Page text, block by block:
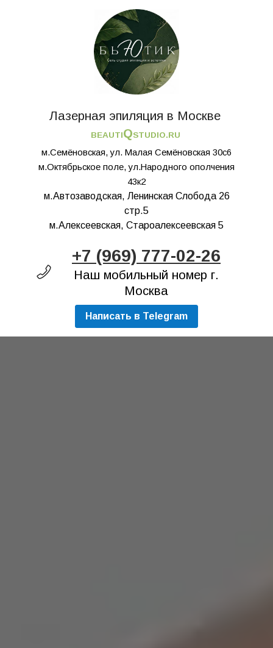
Лазерная эпиляция в Москве
BEAUTIQSTUDIO.RU
м.Семёновская, ул. Малая Семёновская 30с6
м.Октябрьское поле, ул.Народного ополчения
43к2
м.Автозаводская, Ленинская Слобода 26
стр.5
м.Алексеевская, Староалексеевская 5
+7 (969) 777-02-26
Наш мобильный номер г.
Москва
Написать в Telegram